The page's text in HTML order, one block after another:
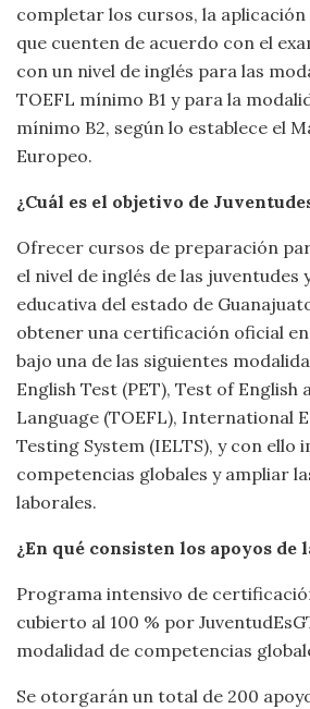
completar los cursos, la
que cuenten de acuerdo con el
con un nivel de inglés para las
TOEFL mínimo B1 y para la
mínimo B2, según lo establece el
Europeo.
¿Cuál es el objetivo de
Ofrecer cursos de preparación
el nivel de inglés de las juventudes
educativa del estado de
obtener una certificación oficial
bajo una de las siguientes
English Test (PET), Test of English
Language (TOEFL), International
Testing System (IELTS), y con ello
competencias globales y ampliar
laborales.
¿En qué consisten los apoyos de
Programa intensivo de
cubierto al 100 % por
modalidad de competencias
Se otorgarán un total de 200